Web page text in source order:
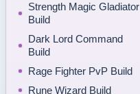
Strength Magic Gladiator
Build
Dark Lord Command
Build
Rage Fighter PvP Build
Rune Wizard Build